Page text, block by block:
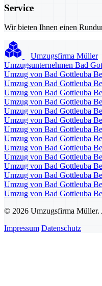
Service
Wir bieten Ihnen einen
Umzugsfirma Müller
Umzugsunternehmen Bad
Umzug von Bad Gottleuba
Umzug von Bad Gottleuba
Umzug von Bad Gottleuba
Umzug von Bad Gottleuba
Umzug von Bad Gottleuba
Umzug von Bad Gottleuba
Umzug von Bad Gottleuba
Umzug von Bad Gottleuba
Umzug von Bad Gottleuba
Umzug von Bad Gottleuba
Umzug von Bad Gottleuba
Umzug von Bad Gottleuba
Umzug von Bad Gottleuba
Umzug von Bad Gottleuba
© 2026 Umzugsfirma Müller.
Impressum Datenschutz